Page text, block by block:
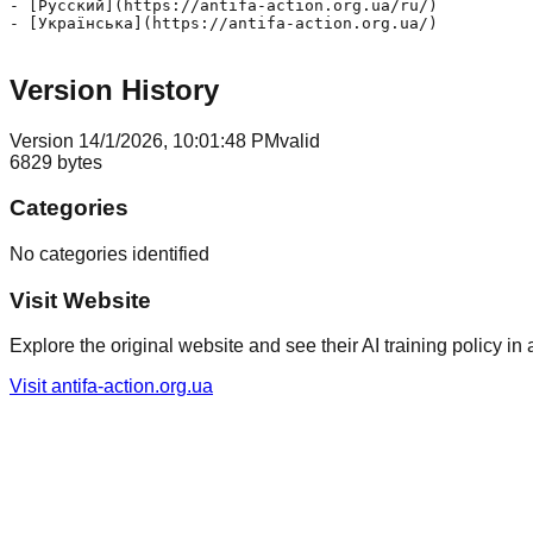
- [Русский](https://antifa-action.org.ua/ru/)
- [Українська](https://antifa-action.org.ua/)
Version History
Version 14/1/2026, 10:01:48 PMvalid
6829 bytes
Categories
No categories identified
Visit Website
Explore the original website and see their AI training policy in
Visitantifa-action.org.ua